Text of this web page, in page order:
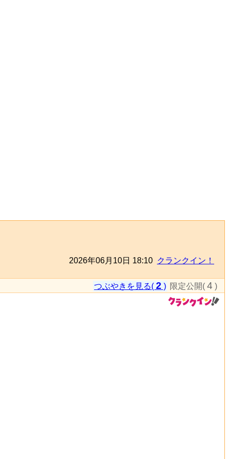
2026年06月10日 18:10 クランクイン！
つぶやきを見る( 2 ) 限定公開( 4 )